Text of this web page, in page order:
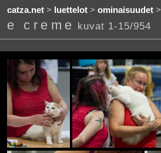
catza.net> luettelot> ominaisuudet>
e creme kuvat 1-15/954